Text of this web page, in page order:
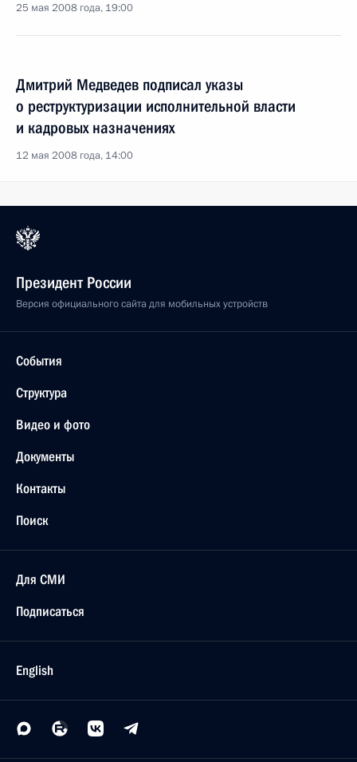
25 мая 2008 года, 19:00
Дмитрий Медведев подписал указы
о реструктуризации исполнительной власти
и кадровых назначениях
12 мая 2008 года, 14:00
Президент России
Версия официального сайта для мобильных устройств
События
Структура
Видео и фото
Документы
Контакты
Поиск
Для СМИ
Подписаться
English